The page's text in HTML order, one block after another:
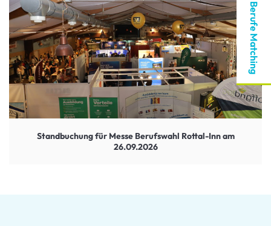
Berufe Matching
Standbuchung für Messe Berufswahl Rottal-Inn am
26.09.2026